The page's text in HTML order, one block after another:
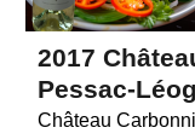
2017
Pessac-
Château